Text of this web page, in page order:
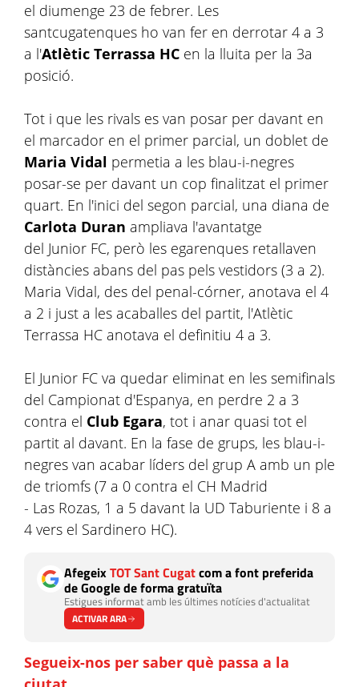
el diumenge 23 de febrer. Les
santcugatenques ho van fer en derrotar 4 a 3
a l'Atlètic Terrassa HC en la lluita per la 3a
posició.
Tot i que les rivals es van posar per davant en
el marcador en el primer parcial, un doblet de
Maria Vidal permetia a les blau-i-negres
posar-se per davant un cop finalitzat el primer
quart. En l'inici del segon parcial, una diana de
Carlota Duran ampliava l'avantatge
del Junior FC, però les egarenques retallaven
distàncies abans del pas pels vestidors (3 a 2).
Maria Vidal, des del penal-córner, anotava el 4
a 2 i just a les acaballes del partit, l'Atlètic
Terrassa HC anotava el definitiu 4 a 3.
El Junior FC va quedar eliminat en les semifinals
del Campionat d'Espanya, en perdre 2 a 3
contra el Club Egara, tot i anar quasi tot el
partit al davant. En la fase de grups, les blau-i-
negres van acabar líders del grup A amb un ple
de triomfs (7 a 0 contra el CH Madrid
- Las Rozas, 1 a 5 davant la UD Taburiente i 8 a
4 vers el Sardinero HC).
AfegeixTOT Sant Cugatcom a font preferida
de Google de forma gratuïta
Estigues informat amb les últimes notícies d'actualitat
ACTIVAR ARA
Segueix-nos per saber què passa a la